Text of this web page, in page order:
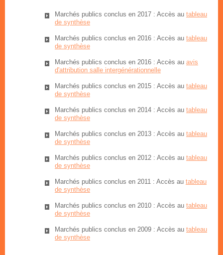
Marchés publics conclus en 2017 : Accès au tableau
de synthèse
Marchés publics conclus en 2016 : Accès au tableau
de synthèse
Marchés publics conclus en 2016 : Accès au avis
d'attribution salle intergénérationnelle
Marchés publics conclus en 2015 : Accès au tableau
de synthèse
Marchés publics conclus en 2014 : Accès au tableau
de synthèse
Marchés publics conclus en 2013 : Accès au tableau
de synthèse
Marchés publics conclus en 2012 : Accès au tableau
de synthèse
Marchés publics conclus en 2011 : Accès au tableau
de synthèse
Marchés publics conclus en 2010 : Accès au tableau
de synthèse
Marchés publics conclus en 2009 : Accès au tableau
de synthèse
Marchés d'été
tous les vendredis dans le bourg
En savoir plus...